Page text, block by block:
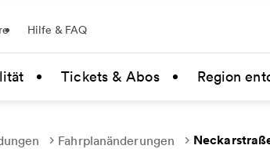
Hilfe & FAQ
Tickets & Abos Region
Fahrplanänderungen